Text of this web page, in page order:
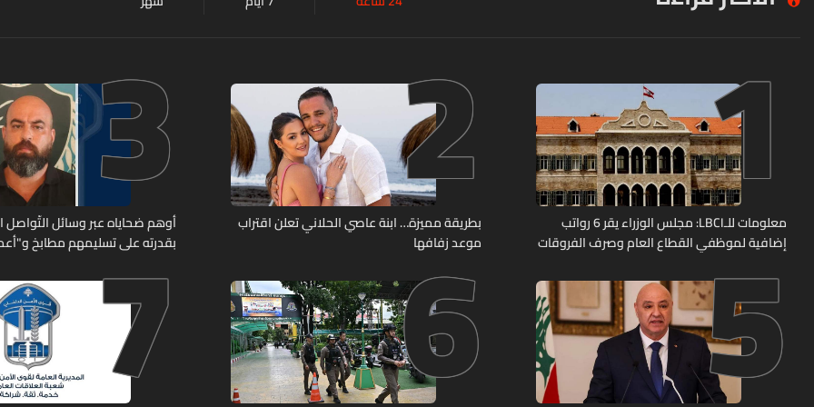
1
معلومات للـLBCI: مجلس الوزراء يقر 6 رواتب
إضافية لموظفي القطاع العام وصرف الفروقات
2
بطريقة مميزة… ابنة عاصي الحلاني تعلن اقتراب
موعد زفافها
3
أوهم ضحاياه عبر وسائل التّواصل
بقدرته على تسليمهم مطابخ
5
6
7